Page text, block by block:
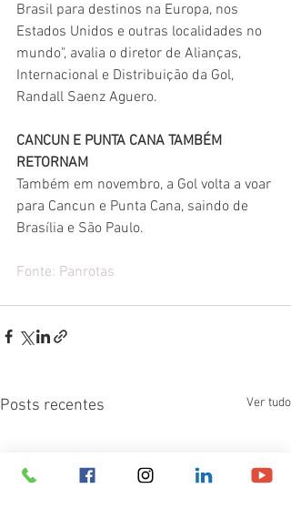
Brasil para destinos na Europa, nos
Estados Unidos e outras localidades no
mundo", avalia o diretor de Alianças,
Internacional e Distribuição da Gol,
Randall Saenz Aguero.
CANCUN E PUNTA CANA TAMBÉM
RETORNAM
Também em novembro, a Gol volta a voar
para Cancun e Punta Cana, saindo de
Brasília e São Paulo.
Fonte: Panrotas
Posts recentes Ver tudo